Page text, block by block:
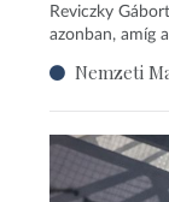
Reviczky
azonban, amíg
Nemzeti